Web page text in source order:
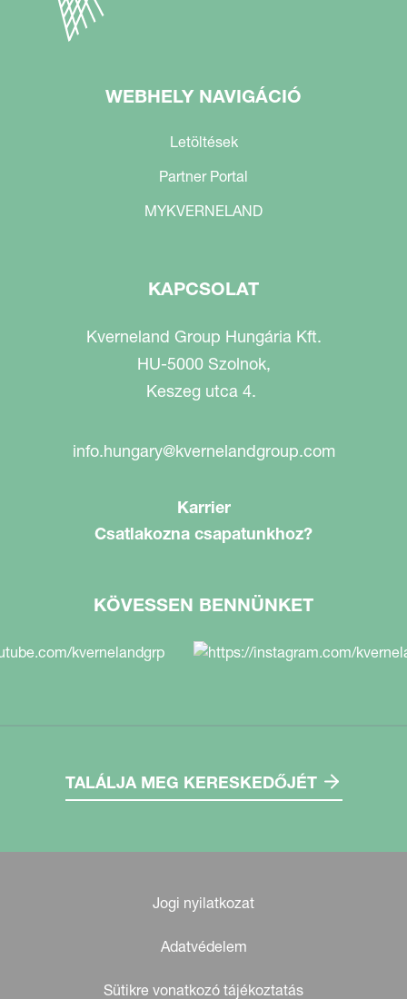
WEBHELY NAVIGÁCIÓ
Letöltések
Partner Portal
MYKVERNELAND
KAPCSOLAT
Kverneland Group Hungária Kft.
HU-5000 Szolnok,
Keszeg utca 4.
info.hungary@kvernelandgroup.com
Karrier
Csatlakozna csapatunkhoz?
KÖVESSEN BENNÜNKET
TALÁLJA MEG KERESKEDŐJÉT
Jogi nyilatkozat
Adatvédelem
Sütikre vonatkozó tájékoztatás